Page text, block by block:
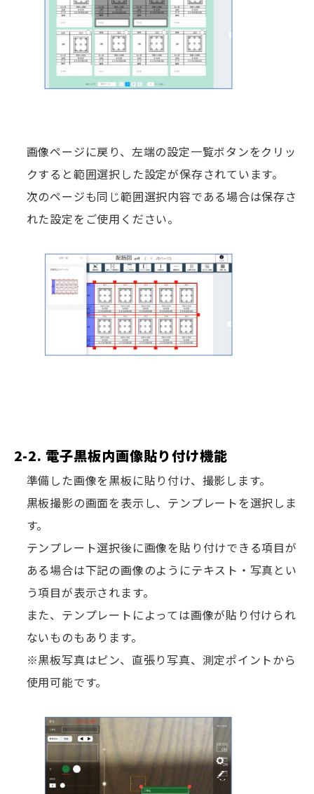
画像ページに戻り、左端の設定一覧ボタンをクリッ
クすると範囲選択した設定が保存されています。
次のページも同じ範囲選択内容である場合は保存さ
れた設定をご使用ください。
2-2. 電子黒板内画像貼り付け機能
準備した画像を黒板に貼り付け、撮影します。
黒板撮影の画面を表示し、テンプレートを選択しま
す。
テンプレート選択後に画像を貼り付けできる項目が
ある場合は下記の画像のようにテキスト・写真とい
う項目が表示されます。
また、テンプレートによっては画像が貼り付けられ
ないものもあります。
※黒板写真はピン、直張り写真、測定ポイントから
使用可能です。